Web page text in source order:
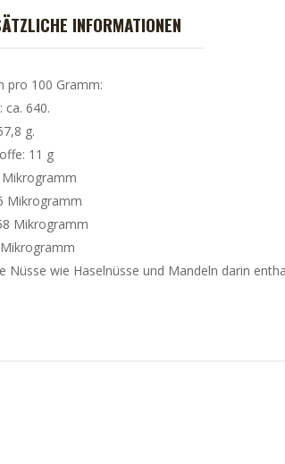
INFORMATIONEN
pro 100 Gramm:
ca. 640.
g.
11 g
Mikrogramm
Mikrogramm
wie Haselnüsse und Mandeln darin